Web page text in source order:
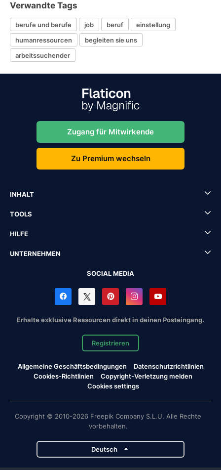
Verwandte Tags
berufe und berufe job beruf
einstellung
humanressourcen
begleiten sie uns
arbeitssuchender
Zugang für Mitwirkende
Zu Premium wechseln
INHALT
TOOLS
HILFE
UNTERNEHMEN
SOCIAL MEDIA
Erhalte exklusive Ressourcen direkt in deinen Posteingang.
Registrieren
Allgemeine Geschäftsbedingungen
Datenschutzrichtlinien
Cookies-Richtlinien
Copyright-Verletzung melden
Cookies settings
Copyright © 2010-2026 Freepik Company S.L.U. Alle Rechte
vorbehalten.
Deutsch